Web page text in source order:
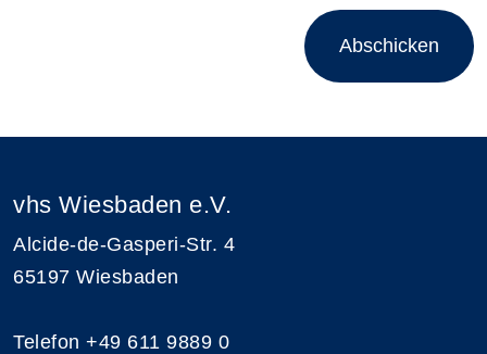
Abschicken
vhs Wiesbaden e.V.
Alcide-de-Gasperi-Str. 4
65197 Wiesbaden
Telefon +49 611 9889 0